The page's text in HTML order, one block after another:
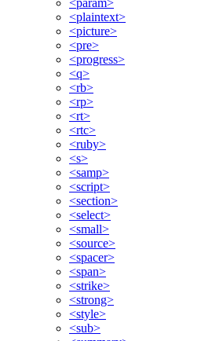
<param>
<plaintext>
<picture>
<pre>
<progress>
<q>
<rb>
<rp>
<rt>
<rtc>
<ruby>
<s>
<samp>
<script>
<section>
<select>
<small>
<source>
<spacer>
<span>
<strike>
<strong>
<style>
<sub>